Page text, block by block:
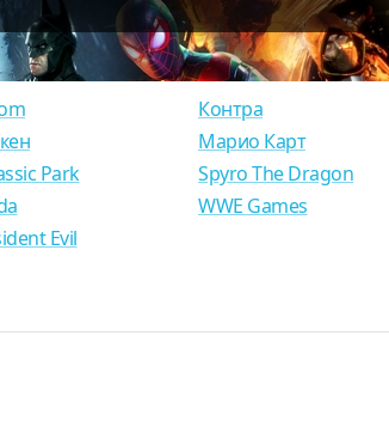
Park
Evil
Контра
Марио Карт
Spyro The Dragon
WWE Games